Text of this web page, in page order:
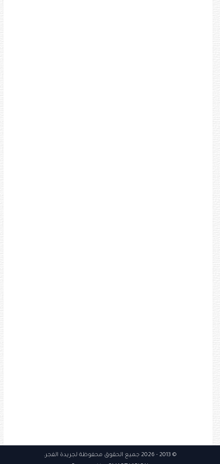
© 2013 - 2026 جميع الحقوق محفوظة لجريدة الفجر.